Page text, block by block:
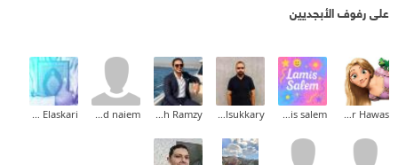
على رفوف الأبجديين
Hadeer Hawas
lamis salem
Ahmed Elsukkary
Mina Mamdouh Ramzy
ahmed naiem
Ahmed Elaskari